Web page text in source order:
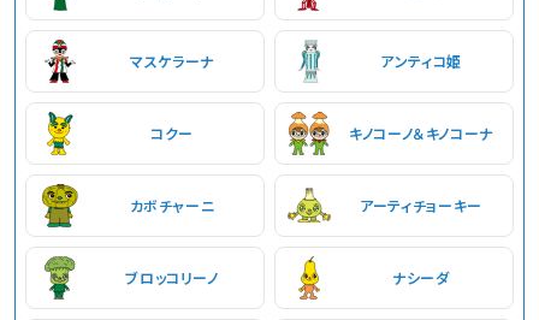
マスケラーナ アンティコ姫
コクー キノコーノ＆キノコーナ
カボチャーニ アーティチョーキー
ブロッコリーノ ナシーダ